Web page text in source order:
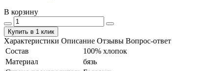
В корзину
Купить в 1 клик
Характеристики Описание Отзывы Вопрос-ответ
Состав
100% хлопок
Материал
бязь